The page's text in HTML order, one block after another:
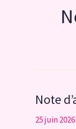
Note
25 juin 2026